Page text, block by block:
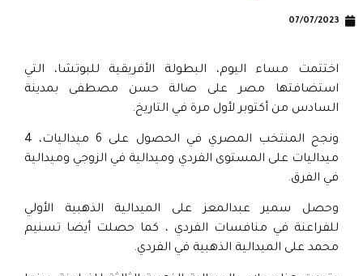
07/07/2023
اختتمت مساء اليوم، البطولة الأفريقية للبوتشا، التي
استضافتها مصر على صالة حسن مصطفى بمدينة
السادس من أكتوبر لأول مرة في التاريخ.
ونجح المنتخب المصري في الحصول على 6 ميداليات، 4
ميداليات على المستوى الفردي وميدالية في الزوجي وميدالية
في الفرق.
وحصل سمير عبدالمعز على الميدالية الذهبية الأولي
للفراعنة في منافسات الفردي ، كما حصلت أيضا تسنيم
محمد على الميدالية الذهبية في الفردي.